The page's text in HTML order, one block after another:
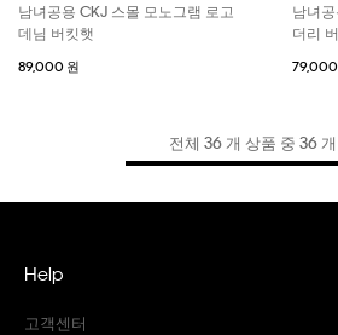
남녀공용 CKJ 스몰 모노그램 로고
데님 버킷햇
89,000 원
남녀
더리
79,000
전체 36 개 상품 중 36
Help
고객센터